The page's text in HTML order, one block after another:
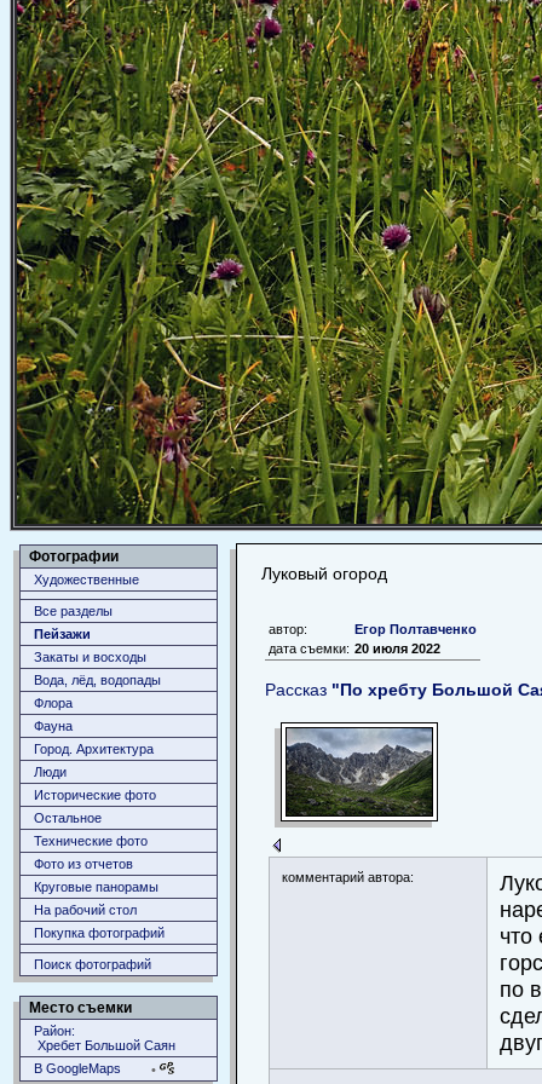
Фотографии
Художественные
Все разделы
Пейзажи
Закаты и восходы
Вода, лёд, водопады
Флора
Фауна
Город. Архитектура
Люди
Исторические фото
Остальное
Технические фото
Фото из отчетов
Круговые панорамы
На рабочий стол
Покупка фотографий
Поиск фотографий
Место съемки
Район:
Хребет Большой Саян
В GoogleMaps
•
Луковый огород
автор:
Егор Полтавченко
дата съемки: 20 июля 2022
Рассказ "По хребту Большой
комментарий автора:
что
по